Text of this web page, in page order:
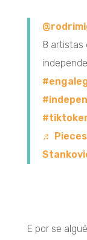
8 artistas
♬ Pieces
E por se